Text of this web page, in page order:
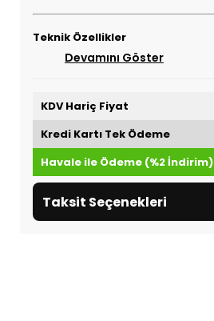
Teknik Özellikler
Devamını Göster
KDV Hariç Fiyat
Kredi Kartı Tek Ödeme
Havale ile Ödeme (%2 İndirim)
Taksit Seçenekleri